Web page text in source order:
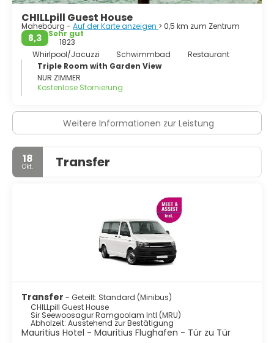
CHILLpill Guest House
Mahebourg - Auf der Karte anzeigen > 0,5 km zum Zentrum
8,3
Sehr gut
1823
Whirlpool/Jacuzzi
Schwimmbad
Restaurant
Triple Room with Garden View
NUR ZIMMER
Kostenlose Stornierung
Weitere Informationen zur Leistung
18
Okt. Transfer
Transfer - Geteilt: Standard (Minibus)
CHILLpill Guest House
Sir Seewoosagur Ramgoolam Intl (MRU)
Abholzeit: Ausstehend zur Bestätigung
Mauritius Hotel - Mauritius Flughafen - Tür zu Tür